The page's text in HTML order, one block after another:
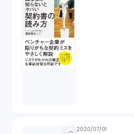
2020/07/01